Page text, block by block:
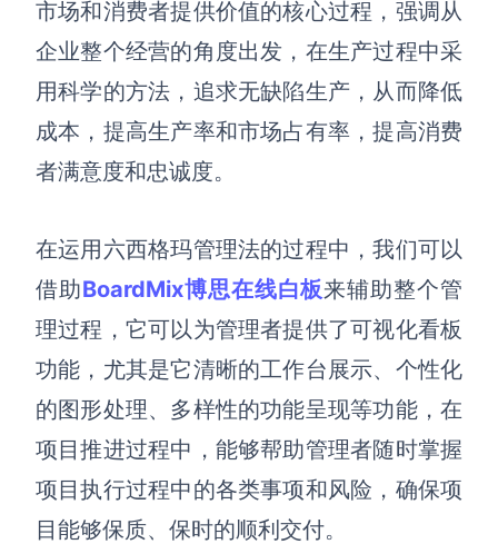
高效协作
涂鸦画板
敏捷实践
在线绘图
思维和灵感整理
流程整理
ER图
UML图
数据流图
情绪板
市场和消费者提供价值的核心过程，强调从
企业整个经营的角度出发，在生产过程中采
用科学的方法，追求无缺陷生产，从而降低
成本，提高生产率和市场占有率，提高消费
者满意度和忠诚度。
在运用六西格玛管理法的过程中，我们可以
借助BoardMix博思在线白板来辅助整个管
理过程，它可以为管理者提供了可视化看板
功能，尤其是它清晰的工作台展示、 个性化
的图形处理、 多样性的功能呈现等功能，在
项目推进过程中， 能够帮助管理者随时掌握
项目执行过程中的各类事项和风险，确保项
目能够保质、保时的顺利交付。